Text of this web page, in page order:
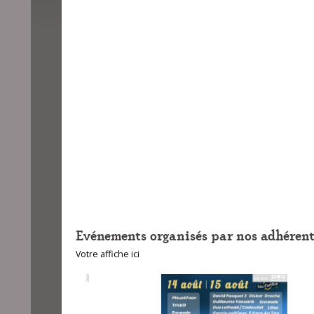
Evénements organisés par nos
Votre affiche ici